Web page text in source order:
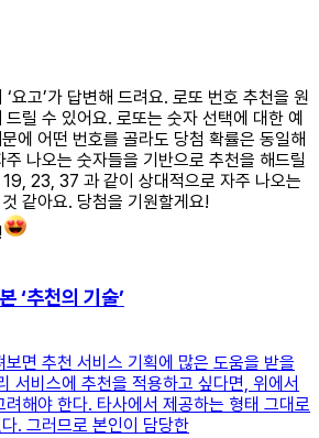
요고’가 답변해 드려요. 로또 번호 추천을 원
릴 수 있어요. 로또는 숫자 선택에 대한 예
에 어떤 번호를 골라도 당첨 확률은 동일해
나오는 숫자들을 기반으로 추천을 해드릴
23, 37 과 같이 상대적으로 자주 나오는
같아요. 당첨을 기원할게요!
‘추천의 기술’
면 추천 서비스 기획에 많은 도움을 받을
서비스에 추천을 적용하고 싶다면, 위에서
해야 한다. 타사에서 제공하는 형태 그대로
. 그러므로 본인이 담당한